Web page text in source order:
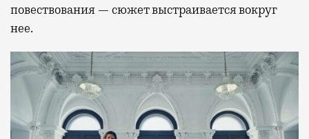
повествования — сюжет выстраивается вокруг
нее.